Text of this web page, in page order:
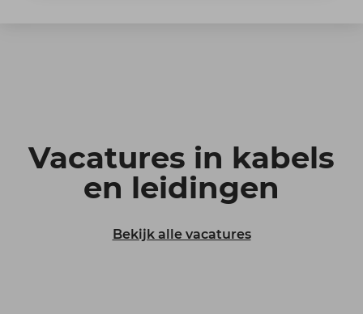
Vacatures in kabels
en leidingen
Bekijk alle vacatures